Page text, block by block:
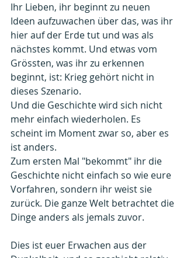
Ihr Lieben, ihr beginnt zu neuen
Ideen aufzuwachen über das, was ihr
hier auf der Erde tut und was als
nächstes kommt. Und etwas vom
Grössten, was ihr zu erkennen
beginnt, ist: Krieg gehört nicht in
dieses Szenario.
Und die Geschichte wird sich nicht
mehr einfach wiederholen. Es
scheint im Moment zwar so, aber es
ist anders.
Zum ersten Mal "bekommt" ihr die
Geschichte nicht einfach so wie eure
Vorfahren, sondern ihr weist sie
zurück. Die ganze Welt betrachtet die
Dinge anders als jemals zuvor.
Dies ist euer Erwachen aus der